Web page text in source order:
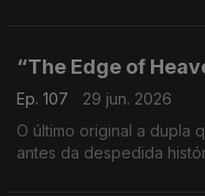
“The Edge of
Ep. 107
29 jun. 2026
O último original a dupla
antes da despedida